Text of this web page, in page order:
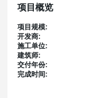
项目概览
项目规模:
开发商:
施工单位:
建筑师:
交付年份:
完成时间: